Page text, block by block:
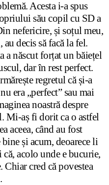
Acesta i-a spus
său copil cu SD a
nefericire, și soțul meu,
decis să facă la fel.
a născut forțat un băiețel
dar în rest perfect.
regretul că și-a
era „perfect” sau mai
noastră despre
Mi-aș fi dorit ca o astfel
aceea, când au fost
și acum, deoarece li
acolo unde e bucurie,
cred că povestea